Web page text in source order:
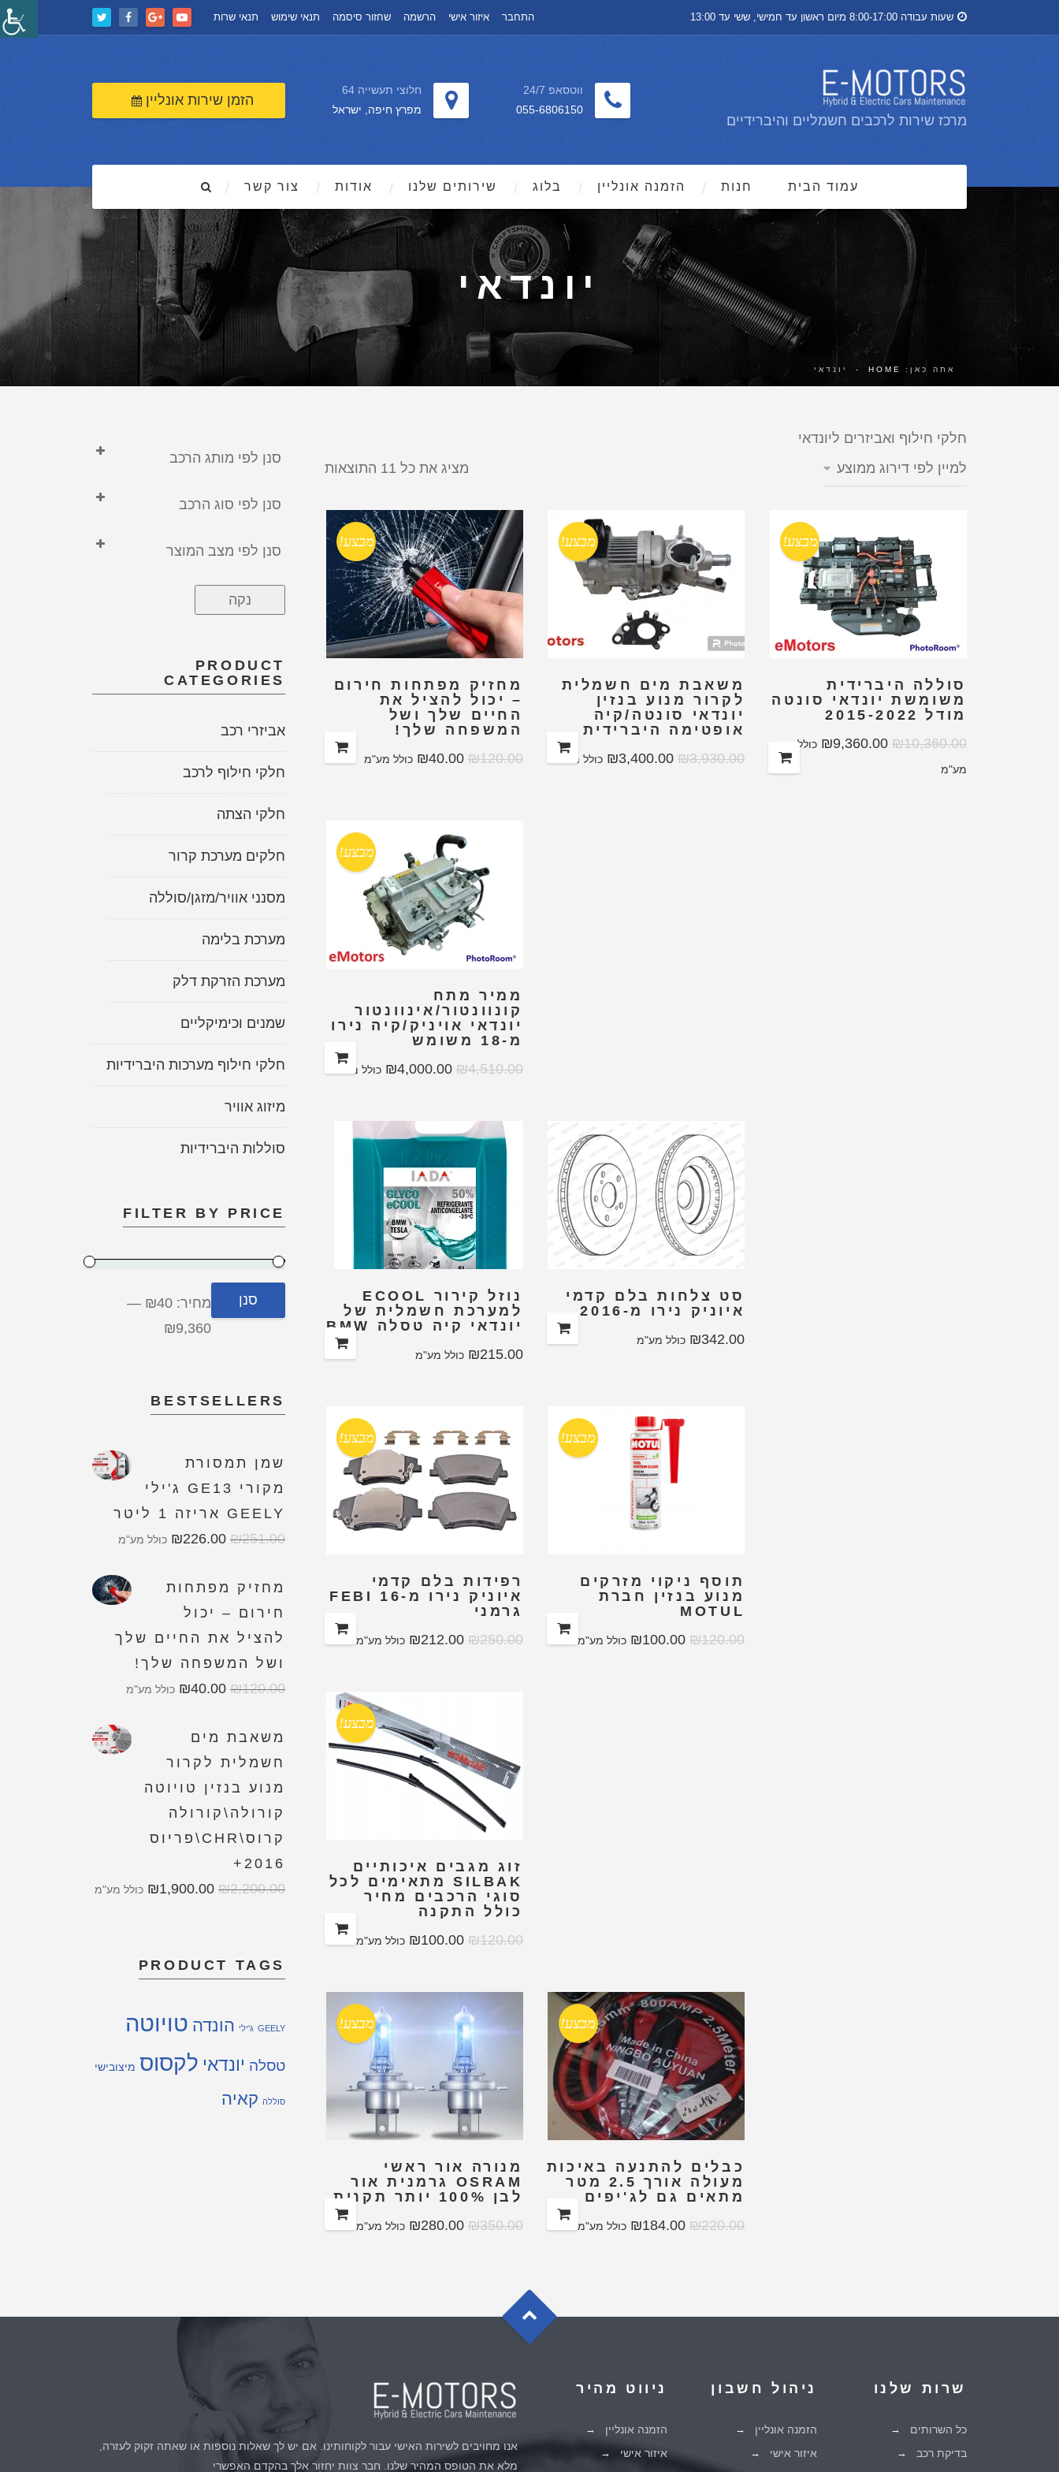
שעות עבודה 8:00-17:00 מיום ראשון עד חמישי, ששי עד 13:00 התחבר איזור אישי הרשמה שחזור סיסמה תנאי שימוש תנאי שרות
מרכז שירות לרכבים חשמליים והיברידיים
ווטסאפ 24/7
055-6806150
חלוצי תעשייה 64
מפרץ חיפה, ישראל
הזמן שירות אונליין
עמוד הבית חנות הזמנה אונליין בלוג שירותים שלנו אודות צור קשר
יונדאי
אתה כאן: HOME
- יונדאי
חלקי חילוף ואביזרים ליונדאי
מציג את כל 11 התוצאות
מבצע!
מחזיק מפתחות חירום
– יכול להציל את
החיים שלך ושל
המשפחה שלך!
₪120.00
₪40.00 כולל מע"מ
מבצע!
משאבת מים חשמלית
לקרור מנוע בנזין
יונדאי סונטה/קיה
אופטימה היברידית
₪3,930.00
₪3,400.00 כולל מע"מ
מבצע!
סוללה היברידית
משומשת יונדאי סונטה
מודל 2015-2022
₪10,360.00
₪9,360.00
כולל
מע"מ
מבצע!
ממיר מתח
קונוונטור/אינוונטור
יונדאי אויניק/קיה נירו
מ-18 משומש
₪4,510.00
₪4,000.00 כולל מע"מ
נוזל קירור ECOOL
למערכת חשמלית של
יונדאי קיה טסלה BMW
₪215.00 כולל מע"מ
סט צלחות בלם קדמי
איוניק נירו מ-2016
₪342.00 כולל מע"מ
מבצע!
רפידות בלם קדמי
איוניק נירו מ-16 FEBI
גרמני
₪250.00
₪212.00 כולל מע"מ
מבצע!
תוסף ניקוי מזרקים
מנוע בנזין חברת
MOTUL
₪120.00
₪100.00 כולל מע"מ
מבצע!
זוג מגבים איכותיים
SILBAK מתאימים לכל
סוגי הרכבים מחיר
כולל התקנה
₪120.00
₪100.00 כולל מע"מ
מבצע!
מנורה אור ראשי
OSRAM גרמנית אור
לבן 100% יותר תקנית
₪350.00
₪280.00 כולל מע"מ
מבצע!
כבלים להתנעה באיכות
מעולה אורך 2.5 מטר
מתאים גם לג'יפים
₪220.00
₪184.00 כולל מע"מ
סנן לפי מותג הרכב
ג'ילי
טסלה
יונדאי
מיצובישי
סוללה
קאיה
סנן לפי סוג הרכב
דיזל
היברידי
חשמלי
סנן לפי מצב המוצר
משומש
נקה
PRODUCT
CATEGORIES
אביזרי רכב
חלקי חילוף לרכב
חלקי הצתה
חלקים מערכת קרור
מסנני אוויר/מזגן/סוללה
מערכת בלימה
מערכת הזרקת דלק
שמנים וכימיקליים
חלקי חילוף מערכות היברידיות
מיזוג אוויר
סוללות היברידיות
FILTER BY PRICE
סנן מחיר: ₪40
—
₪9,360
BESTSELLERS
שמן תמסורת
מקורי GE13 ג'ילי
GEELY אריזה 1 ליטר
₪251.00
₪226.00 כולל מע"מ
מחזיק מפתחות
חירום – יכול
להציל את החיים שלך
ושל המשפחה שלך!
₪120.00
₪40.00 כולל מע"מ
משאבת מים
חשמלית לקרור
מנוע בנזין טויוטה
קורולה\קורולה
קרוס\CHR\פריוס
2016+
₪2,200.00
₪1,900.00 כולל מע"מ
PRODUCT TAGS
GEELY ג'ילי הונדה טויוטה
טסלה יונדאי לקסוס מיצובישי
סוללה קאיה
אנו מחויבים לשירות האישי עבור לקוחותינו. אם יש לך שאלות נוספות או שאתה זקוק לעזרה,
מלא את הטופס המהיר שלנו. חבר צוות יחזור אלך בהקדם האפשרי
ניווט מהיר
הזמנה אונליין
איזור אישי
ניהול חשבון
הזמנה אונליין
איזור אישי
שרות שלנו
כל השרותים
בדיקת רכב
G
o
t
o
T
o
p